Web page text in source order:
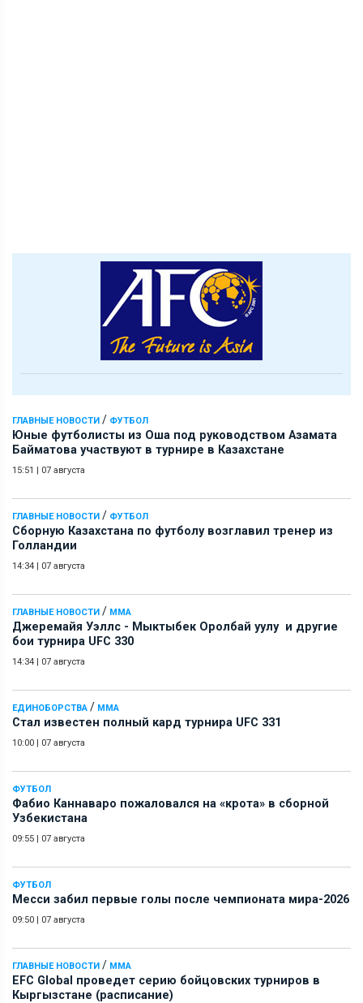
ГЛАВНЫЕ НОВОСТИ / ФУТБОЛ
Юные футболисты из Оша под руководством Азамата
Байматова участвуют в турнире в Казахстане
15:51 | 07 августа
ГЛАВНЫЕ НОВОСТИ / ФУТБОЛ
Сборную Казахстана по футболу возглавил тренер из
Голландии
14:34 | 07 августа
ГЛАВНЫЕ НОВОСТИ / ММА
Джеремайя Уэллс - Мыктыбек Оролбай уулу и другие
бои турнира UFC 330
14:34 | 07 августа
ЕДИНОБОРСТВА / ММА
Стал известен полный кард турнира UFC 331
10:00 | 07 августа
ФУТБОЛ
Фабио Каннаваро пожаловался на «крота» в сборной
Узбекистана
09:55 | 07 августа
ФУТБОЛ
Месси забил первые голы после чемпионата мира-2026
09:50 | 07 августа
ГЛАВНЫЕ НОВОСТИ / ММА
EFC Global проведет серию бойцовских турниров в
Кыргызстане (расписание)